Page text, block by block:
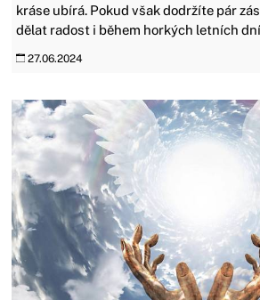
kráse ubírá. Pokud však dodržíte pár
dělat radost i během horkých letních
27.06.2024